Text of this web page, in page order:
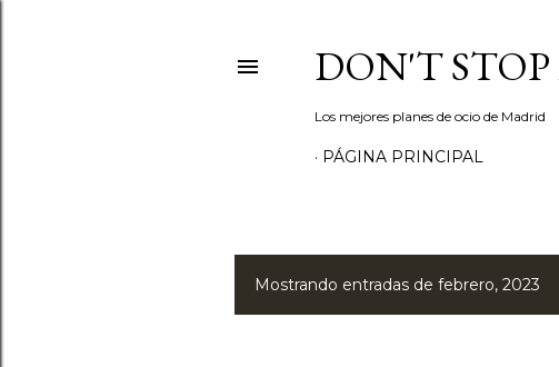
DON'T
Los mejores planes de ocio de Madrid
PÁGINA PRINCIPAL
EMostrando entradas de febrero, 2023